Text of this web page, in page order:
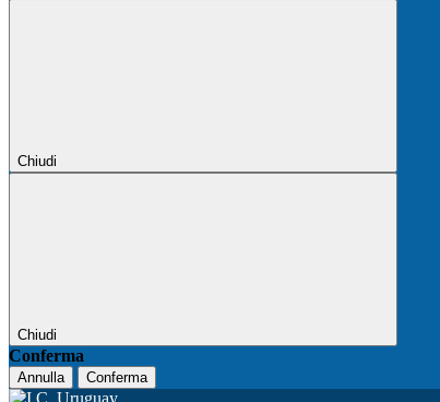
Chiudi
Chiudi
Conferma
Annulla Conferma